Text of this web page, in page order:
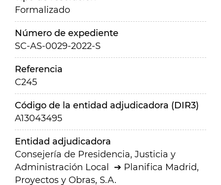
Formalizado
Número de expediente
SC-AS-0029-2022-S
Referencia
C245
Código de la entidad adjudicadora (DIR3)
A13043495
Entidad adjudicadora
Consejería de Presidencia, Justicia y
Administración Local
Planifica Madrid,
Proyectos y Obras, S.A.